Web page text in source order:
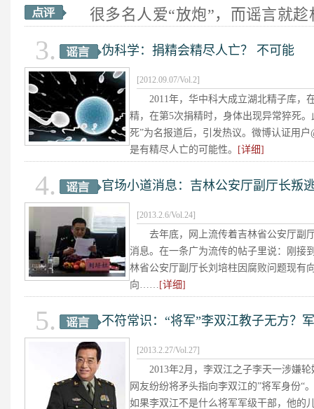
很多名人爱“放炮”，而谣言就趁
3. 伪科学：捐精会精尽人亡？ 不可能
[2012.09.07/Vol.2]
2011年，华中科大成立湖北精子库，
精，在第5次捐精时，身体出现异常猝死
死”为名报道后，引发热议。微博认证用
是有精尽人亡的可能性。
[详细]
方舟子在2011年就表示：“精尽
物和怎么产生的中医吓唬人的鬼话
造成任何伤害，除非迷信自慰有
[详细]
一些看似很“科学”的传言，实为
采访专业人士，用权威说法终结伪
4. 官场小道消息：吉林公安厅副厅长叛
[2013.2.6/Vol.24]
去年底，网上流传着吉林省公安厅副
消息。在一条广为流传的帖子里说：刚接
林省公安厅副厅长刘培柱因腐败问题现有
向…… [详细]
2012年底，有关刘培柱叛逃美国
开了，而2013年2月，刘培柱却和
关春一起与基层民警共度除夕夜。
细]
社会贫富分化，导致民众与政府
5. 不符常识：“将军”李双江教子无方？
[2013.2.27/Vol.27]
2013年2月，李双江之子李天一涉嫌轮
网友纷纷将矛头指向李双江的”将军身份“
如果李双江不是什么将军军级干部，他